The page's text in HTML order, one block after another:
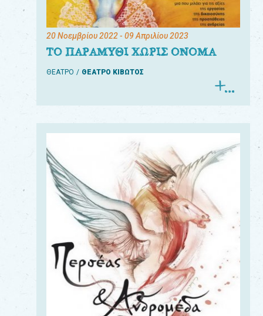
20 Νοεμβρίου 2022- 09 Απριλίου 2023
ΤΟ ΠΑΡΑΜΥΘΙ ΧΩΡΙΣ ΟΝΟΜΑ
ΘΕΑΤΡΟ ΘΕΑΤΡΟ ΚΙΒΩΤΟΣ